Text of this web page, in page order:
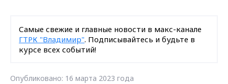
Самые свежие и главные новости в макс-канале
ГТРК "Владимир". Подписывайтесь и будьте в
курсе всех событий!
Опубликовано: 16 марта 2023 года